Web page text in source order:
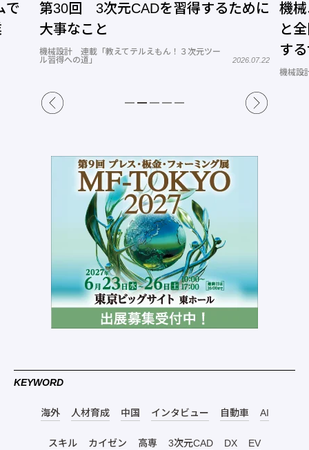
を習得するために
テルえもん！３次元ツー
機械ユーザー、機械メ
と全国の機械修理業者
するサービスを展開―
KEYWORD
海外 人材育成 中国 インタビュー 自動車 AI
スキル カイゼン 高専 3次元CAD DX EV